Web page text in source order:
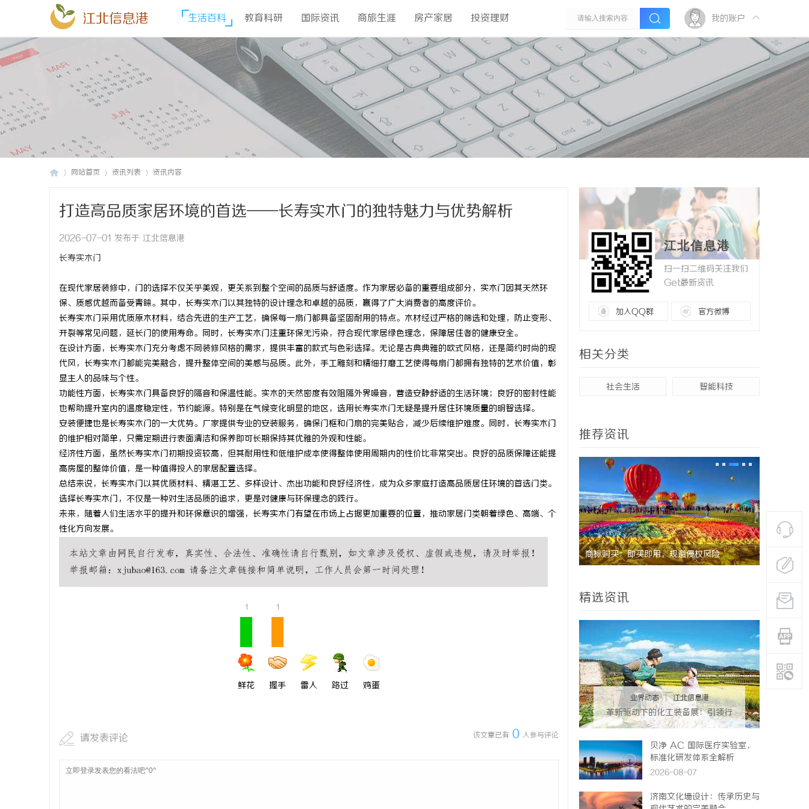
江北信息港 生活百科 教育科研 国际资讯 商旅生涯 房产家居 投资理财 我的账户
网站首页 资讯列表 资讯内容
打造高品质家居环境的首选——长寿实木门的独特魅力与优势解析
2026-07-01 发布于 江北信息港
长寿实木门
在现代家居装修中，门的选择不仅关乎美观，更关系到整个空间的品质与舒适度。作为家居必备的重要组成部分，实木门因其天然环
保、质感优越而备受青睐。其中，长寿实木门以其独特的设计理念和卓越的品质，赢得了广大消费者的高度评价。
长寿实木门采用优质原木材料，结合先进的生产工艺，确保每一扇门都具备坚固耐用的特点。木材经过严格的筛选和处理，防止变形、
开裂等常见问题，延长门的使用寿命。同时，长寿实木门注重环保无污染，符合现代家居绿色理念，保障居住者的健康安全。
在设计方面，长寿实木门充分考虑不同装修风格的需求，提供丰富的款式与色彩选择。无论是古典典雅的欧式风格，还是简约时尚的现
代风，长寿实木门都能完美融合，提升整体空间的美感与品质。此外，手工雕刻和精细打磨工艺使得每扇门都拥有独特的艺术价值，彰
显主人的品味与个性。
功能性方面，长寿实木门具备良好的隔音和保温性能。实木的天然密度有效阻隔外界噪音，营造安静舒适的生活环境；良好的密封性能
也帮助提升室内的温度稳定性，节约能源。特别是在气候变化明显的地区，选用长寿实木门无疑是提升居住环境质量的明智选择。
安装便捷也是长寿实木门的一大优势。厂家提供专业的安装服务，确保门框和门扇的完美贴合，减少后续维护难度。同时，长寿实木门
的维护相对简单，只需定期进行表面清洁和保养即可长期保持其优雅的外观和性能。
经济性方面，虽然长寿实木门初期投资较高，但其耐用性和低维护成本使得整体使用周期内的性价比非常突出。良好的品质保障还能提
高房屋的整体价值，是一种值得投入的家居配置选择。
总结来说，长寿实木门以其优质材料、精湛工艺、多样设计、杰出功能和良好经济性，成为众多家庭打造高品质居住环境的首选门类。
选择长寿实木门，不仅是一种对生活品质的追求，更是对健康与环保理念的践行。
未来，随着人们生活水平的提升和环保意识的增强，长寿实木门有望在市场上占据更加重要的位置，推动家居门类朝着绿色、高端、个
性化方向发展。
1
鲜花
1
握手 雷人 路过 鸡蛋
该文章已有 0 人参与评论
请发表评论
江北信息港
扫一扫二维码关注我们
Get最新资讯
加入QQ群 官方微博
相关分类
社会生活 智能科技
推荐资讯
武汉配眼镜 上海配眼镜 3d激光内雕机：精密雕刻与创新应用 商标购买：即买即用，规避侵权风险 武汉配眼
精选资讯
业界动态 | 江北信息港
革新驱动下的化工装备展：引领行
业未来发展的风向标
贝净 AC 国际医疗实验室，
标准化研发体系全解析
2026-08-07
济南文化墙设计：传承历史与